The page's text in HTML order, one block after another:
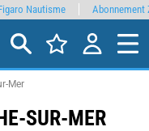
Mer
SUR-MER
Nautisme Abonnement